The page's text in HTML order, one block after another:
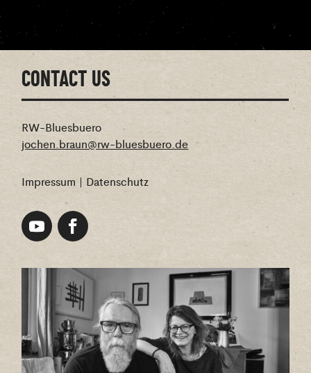
CONTACT US
RW-Bluesbuero
jochen.braun@rw-bluesbuero.de
Impressum | Datenschutz